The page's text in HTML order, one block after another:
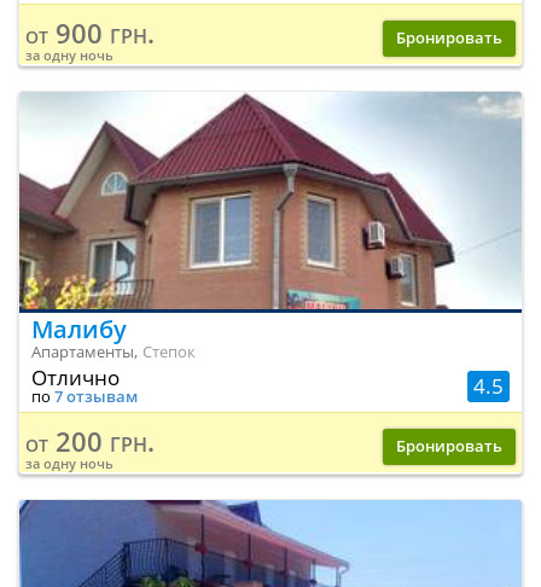
от 900 грн.
за одну ночь
Бронировать
Малибу
Апартаменты, Степок
4.5
Отлично
по 7 отзывам
от 200 грн.
за одну ночь
Бронировать